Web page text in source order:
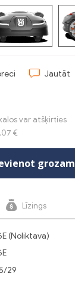
Jautāt
var atšķirties
€
grozam
Līzings
(Noliktava)
29